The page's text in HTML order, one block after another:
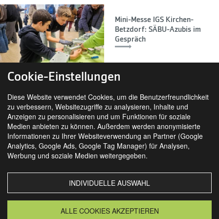
Mini-Messe IGS Kirchen-
Betzdorf: SÄBU-Azubis im
Gespräch
SIE FINDEN UNS AUCH AUF
MORSBACH GRANSEE
Cookie-Einstellungen
Diese Website verwendet Cookies, um die Benutzerfreundlichkeit
zu verbessern, Websitezugriffe zu analysieren, Inhalte und
Anzeigen zu personalisieren und um Funktionen für soziale
Medien anbieten zu können. Außerdem werden anonymisierte
Informationen zu Ihrer Websiteverwendung an Partner (Google
Analytics, Google Ads, Google Tag Manager) für Analysen,
Werbung und soziale Medien weitergegeben.
INDIVIDUELLE AUSWAHL
ALLE COOKIES AKZEPTIEREN